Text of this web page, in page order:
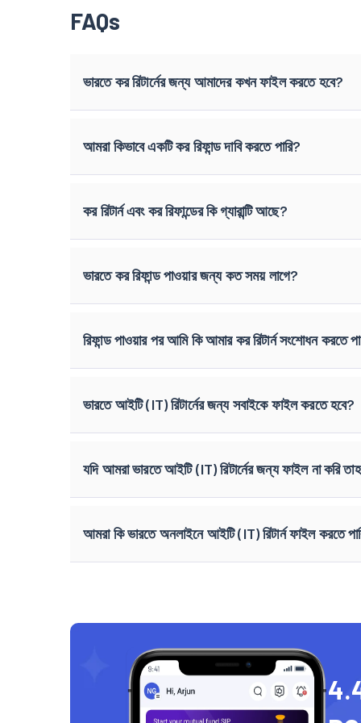
FAQs
ভারতে কর রিটার্নের জন্য আমাদের কখন ফাইল করতে হবে?
আমরা কিভাবে একটি কর রিফান্ড দাবি করতে পারি?
কর রিটার্ন এবং কর রিফান্ডের কি গ্যারান্টি আছে?
ভারতে কর রিফান্ড পাওয়ার জন্য কত সময় লাগে?
রিফান্ড পাওয়ার পর আমি কি আমার কর রিটার্ন সংশোধন করতে
ভারতে আইটি (IT) রিটার্নের জন্য সবাইকে ফাইল করতে হবে?
যদি আমরা ভারতে আইটি (IT) রিটার্নের জন্য ফাইল না করি
আমরা কি ভারতে অনলাইনে আইটি (IT) রিটার্ন ফাইল করতে